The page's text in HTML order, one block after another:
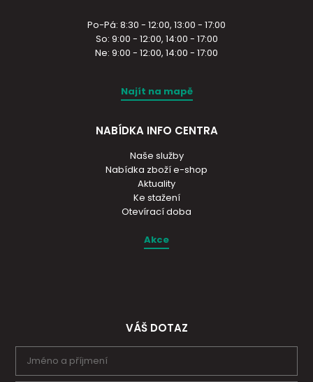
Po-Pá: 8:30 - 12:00, 13:00 - 17:00
So: 9:00 - 12:00, 14:00 - 17:00
Ne: 9:00 - 12:00, 14:00 - 17:00
Najít na mapě
NABÍDKA INFO CENTRA
Naše služby
Nabídka zboží e-shop
Aktuality
Ke stažení
Otevírací doba
Akce
VÁŠ DOTAZ